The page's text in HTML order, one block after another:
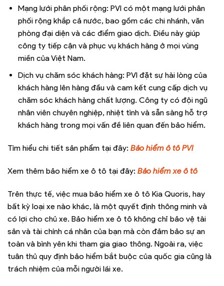
Mạng lưới phân phối rộng: PVI có một mạng lưới phân
phối rộng khắp cả nước, bao gồm các chi nhánh, văn
phòng đại diện và các điểm giao dịch. Điều này giúp
công ty tiếp cận và phục vụ khách hàng ở mọi vùng
miền của Việt Nam.
Dịch vụ chăm sóc khách hàng: PVI đặt sự hài lòng của
khách hàng lên hàng đầu và cam kết cung cấp dịch vụ
chăm sóc khách hàng chất lượng. Công ty có đội ngũ
nhân viên chuyên nghiệp, nhiệt tình và sẵn sàng hỗ trợ
khách hàng trong mọi vấn đề liên quan đến bảo hiểm.
Tìm hiểu chi tiết sản phẩm tại đây: Bảo hiểm ô tô PVI
Xem thêm bảo hiểm xe ô tô tại đây: Bảo hiểm xe ô tô
Trên thực tế, việc mua bảo hiểm xe ô tô Kia Quoris, hay
bất kỳ loại xe nào khác, là một quyết định thông minh và
có lợi cho chủ xe. Bảo hiểm xe ô tô không chỉ bảo vệ tài
sản và tài chính cá nhân của bạn mà còn đảm bảo sự an
toàn và bình yên khi tham gia giao thông. Ngoài ra, việc
tuân thủ quy định bảo hiểm bắt buộc của quốc gia cũng là
trách nhiệm của mỗi người lái xe.